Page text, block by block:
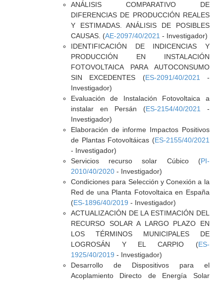
ANÁLISIS COMPARATIVO DE
DIFERENCIAS DE PRODUCCIÓN REALES
Y ESTIMADAS. ANÁLISIS DE POSIBLES
CAUSAS. (AE-2097/40/2021 - Investigador)
IDENTIFICACIÓN DE INDICENCIAS Y
PRODUCCIÓN EN INSTALACIÓN
FOTOVOLTAICA PARA AUTOCONSUMO
SIN EXCEDENTES (ES-2091/40/2021
-
Investigador)
Evaluación de Instalación Fotovoltaica a
instalar en Persán (ES-2154/40/2021
-
Investigador)
Elaboración de informe Impactos Positivos
de Plantas Fotovoltáicas (ES-2155/40/2021
- Investigador)
Servicios recurso solar Cúbico (PI-
2010/40/2020- Investigador)
Condiciones para Selección y Conexión a la
Red de una Planta Fotovoltaica en España
(ES-1896/40/2019 - Investigador)
ACTUALIZACIÓN DE LA ESTIMACIÓN DEL
RECURSO SOLAR A LARGO PLAZO EN
LOS TÉRMINOS MUNICIPALES DE
LOGROSÁN Y EL CARPIO (ES-
1925/40/2019 - Investigador)
Desarrollo de Dispositivos para el
Acoplamiento Directo de Energía Solar